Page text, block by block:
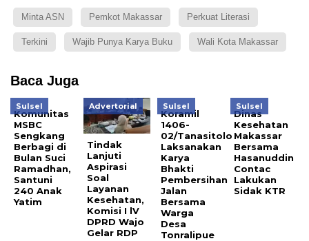
Minta ASN Pemkot Makassar Perkuat Literasi
Terkini Wajib Punya Karya Buku Wali Kota Makassar
Baca Juga
Sulsel
Komunitas
MSBC
Sengkang
Berbagi di
Bulan Suci
Ramadhan,
Santuni
240 Anak
Yatim
Advertorial
Tindak
Lanjuti
Aspirasi
Soal
Layanan
Kesehatan,
Komisi I lV
DPRD Wajo
Gelar RDP
Sulsel
Koramil
1406-
02/Tanasitolo
Laksanakan
Karya
Bhakti
Pembersihan
Jalan
Bersama
Warga
Desa
Tonralipue
Sulsel
Dinas
Kesehatan
Makassar
Bersama
Hasanuddin
Contac
Lakukan
Sidak KTR